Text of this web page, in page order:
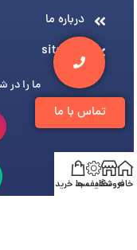
تماس با ما
درباره ما
sitemap
ما را در
خانهفروشگاه
تخفیف هاسبد خرید